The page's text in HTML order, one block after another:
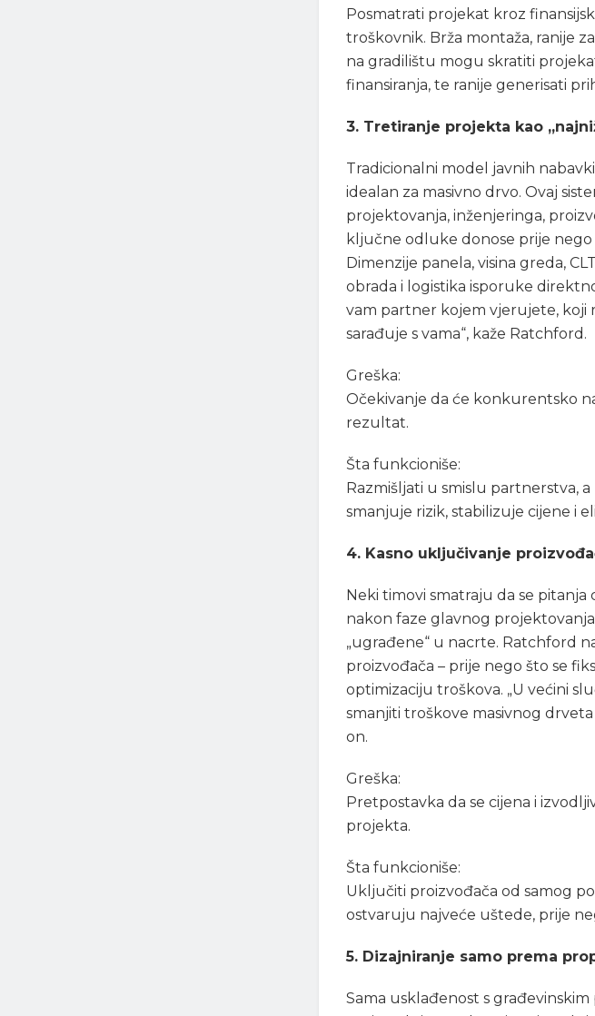
Posmatrati projekat kroz
troškovnik. Brža montaža, ranije
na gradilištu mogu skratiti
finansiranja, te ranije generisati
3. Tretiranje projekta kao
Tradicionalni model javnih
idealan za masivno drvo. Ovaj
projektovanja, inženjeringa,
ključne odluke donose prije
Dimenzije panela, visina greda,
obrada i logistika isporuke
vam partner kojem vjerujete, koji
sarađuje s vama“, kaže Ratchford.
Greška:
Očekivanje da će konkurentsko
rezultat.
Šta funkcioniše:
Razmišljati u smislu partnerstva,
smanjuje rizik, stabilizuje cijene i
4. Kasno uključivanje
Neki timovi smatraju da se
nakon faze glavnog
„ugrađene“ u nacrte. Ratchford
proizvođača – prije nego što se
optimizaciju troškova. „U većini
smanjiti troškove masivnog drveta
on.
Greška:
Pretpostavka da se cijena i
projekta.
Šta funkcioniše:
Uključiti proizvođača od samog
ostvaruju najveće uštede, prije
5. Dizajniranje samo prema
Sama usklađenost s